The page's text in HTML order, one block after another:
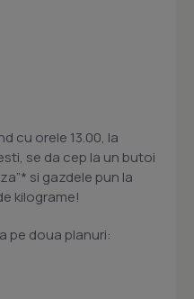
cu orele 13.00, la
se da cep la un butoi
si gazdele pun la
kilograme!
pe doua planuri: